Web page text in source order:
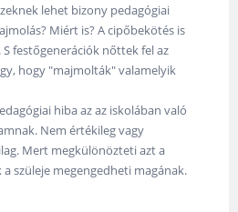
lehet bizony pedagógiai
Miért is? A cipőbekötés is
festőgenerációk nőttek fel az
hogy "majmolták" valamelyik
hiba az az iskolában való
Nem értékileg vagy
Mert megkülönözteti azt a
szüleje megengedheti magának.